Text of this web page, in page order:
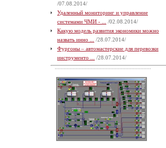
/07.08.2014/
Удаленный мониторинг и управление
системами ЧМИ - ...
/02.08.2014/
Какую модель развития экономики можно
назвать инно ...
/28.07.2014/
Фургоны – автомастерские для перевозки
инструменто ...
/28.07.2014/